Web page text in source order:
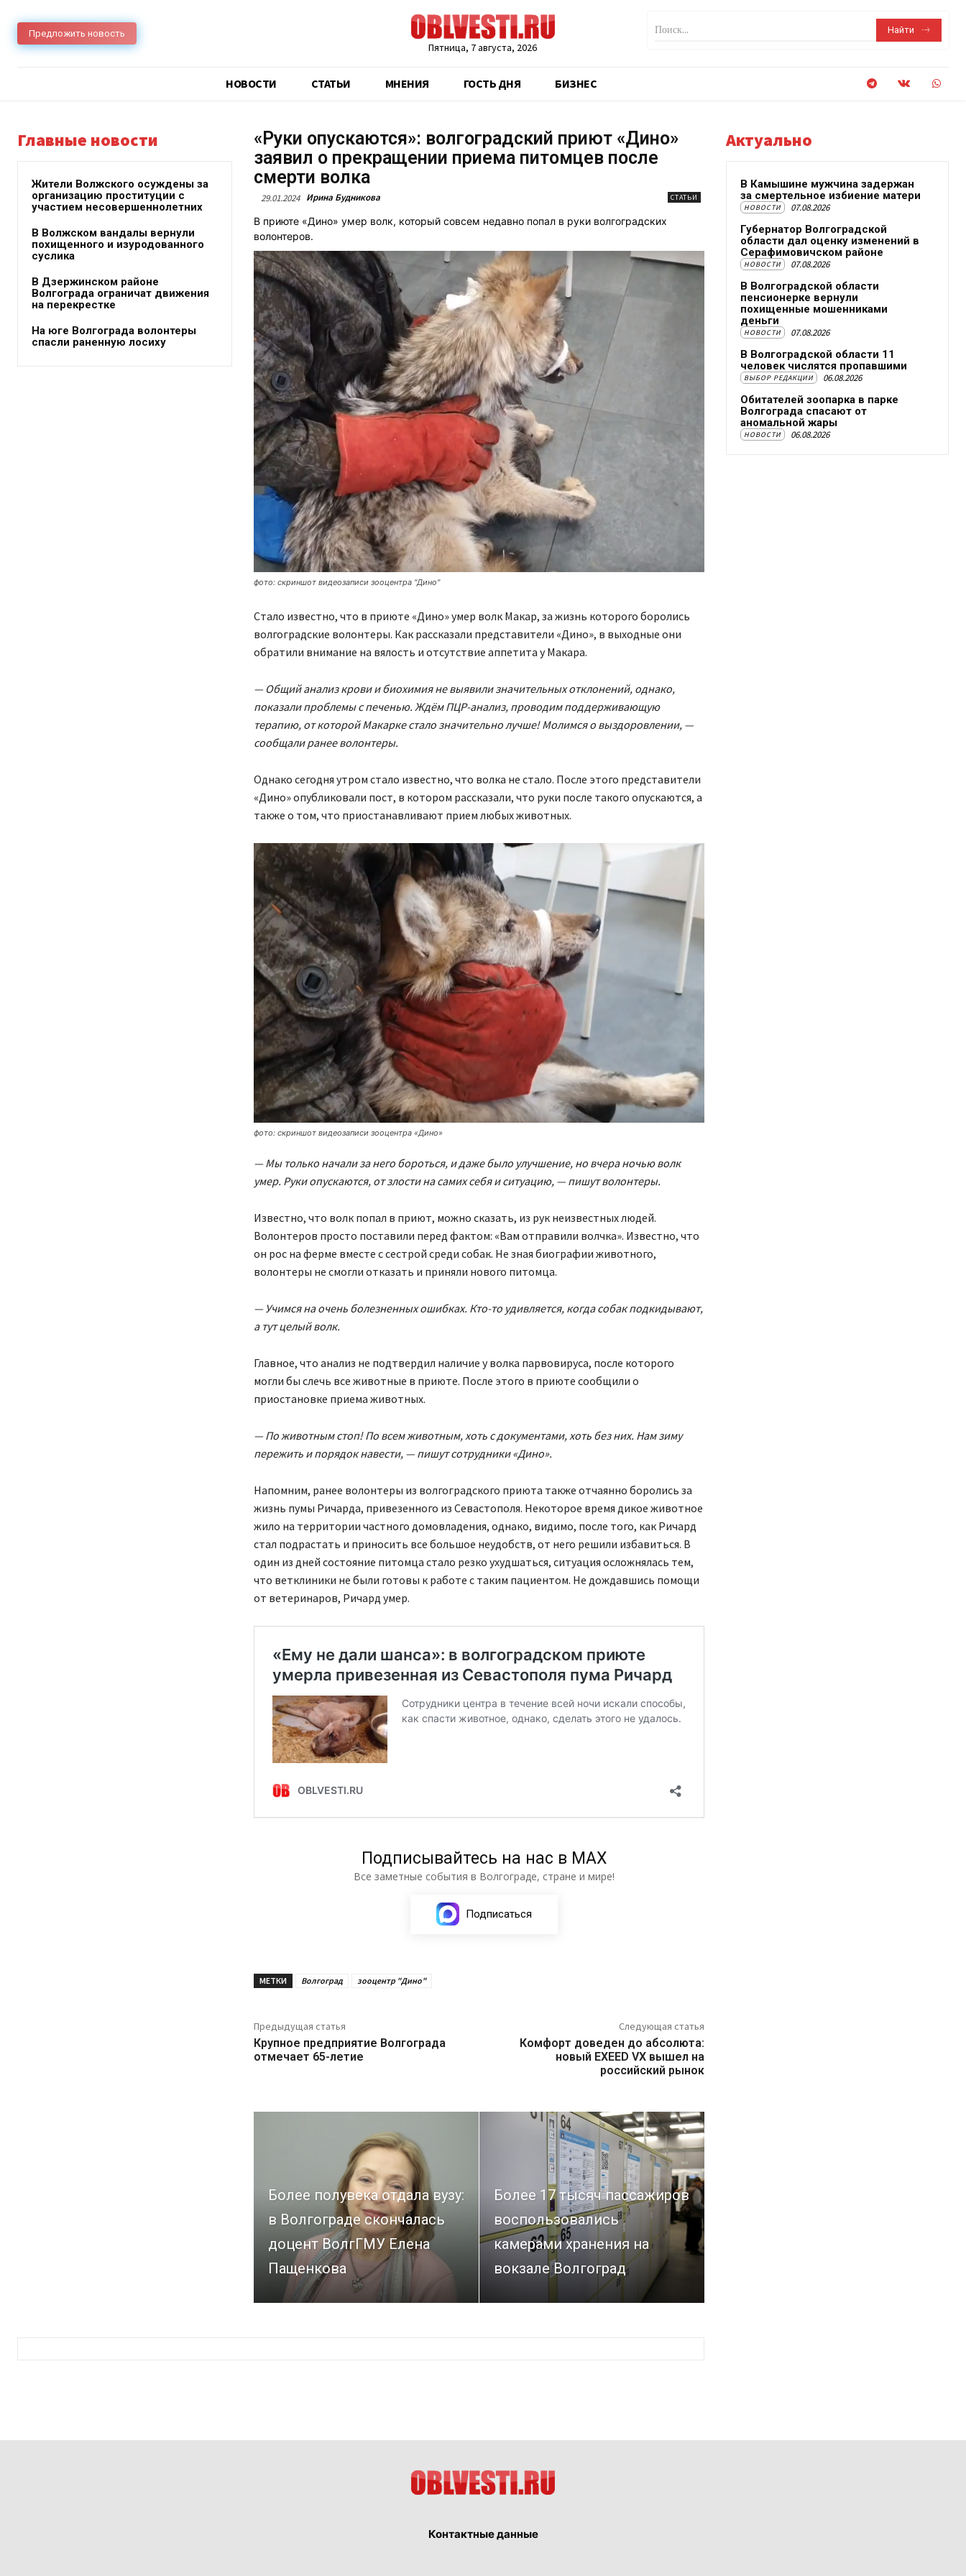
Предложить новость
Пятница, 7 августа, 2026
Поиск... Найти
НОВОСТИ CТАТЬИ МНЕНИЯ ГОСТЬ ДНЯ БИЗНЕС
Главные новости
Жители Волжского осуждены за
организацию проституции с
участием несовершеннолетних
В Волжском вандалы вернули
похищенного и изуродованного
суслика
В Дзержинском районе
Волгограда ограничат движения
на перекрестке
На юге Волгограда волонтеры
спасли раненную лосиху
«Руки опускаются»: волгоградский приют «Дино»
заявил о прекращении приема питомцев после
смерти волка
29.01.2024 Ирина Будникова СТАТЬИ
В приюте «Дино» умер волк, который совсем недавно попал в руки волгоградских
волонтеров.
фото: скриншот видеозаписи зооцентра "Дино"
Стало известно, что в приюте «Дино» умер волк Макар, за жизнь которого боролись
волгоградские волонтеры. Как рассказали представители «Дино», в выходные они
обратили внимание на вялость и отсутствие аппетита у Макара.
— Общий анализ крови и биохимия не выявили значительных отклонений, однако,
показали проблемы с печенью. Ждём ПЦР-анализ, проводим поддерживающую
терапию, от которой Макарке стало значительно лучше! Молимся о выздоровлении, —
сообщали ранее волонтеры.
Однако сегодня утром стало известно, что волка не стало. После этого представители
«Дино» опубликовали пост, в котором рассказали, что руки после такого опускаются, а
также о том, что приостанавливают прием любых животных.
фото: скриншот видеозаписи зооцентра «Дино»
— Мы только начали за него бороться, и даже было улучшение, но вчера ночью волк
умер. Руки опускаются, от злости на самих себя и ситуацию, — пишут волонтеры.
Известно, что волк попал в приют, можно сказать, из рук неизвестных людей.
Волонтеров просто поставили перед фактом: «Вам отправили волчка». Известно, что
он рос на ферме вместе с сестрой среди собак. Не зная биографии животного,
волонтеры не смогли отказать и приняли нового питомца.
— Учимся на очень болезненных ошибках. Кто-то удивляется, когда собак подкидывают,
а тут целый волк.
Главное, что анализ не подтвердил наличие у волка парвовируса, после которого
могли бы слечь все животные в приюте. После этого в приюте сообщили о
приостановке приема животных.
— По животным стоп! По всем животным, хоть с документами, хоть без них. Нам зиму
пережить и порядок навести, — пишут сотрудники «Дино».
Напомним, ранее волонтеры из волгоградского приюта также отчаянно боролись за
жизнь пумы Ричарда, привезенного из Севастополя. Некоторое время дикое животное
жило на территории частного домовладения, однако, видимо, после того, как Ричард
стал подрастать и приносить все большое неудобств, от него решили избавиться. В
один из дней состояние питомца стало резко ухудшаться, ситуация осложнялась тем,
что ветклиники не были готовы к работе с таким пациентом. Не дождавшись помощи
от ветеринаров, Ричард умер.
Подписывайтесь на нас в МАХ
Все заметные события в Волгограде, стране и мире!
Подписаться
МЕТКИ Волгоград зооцентр "Дино"
Предыдущая статья
Крупное предприятие Волгограда
отмечает 65-летие
Следующая статья
Комфорт доведен до абсолюта:
новый EXEED VX вышел на
российский рынок
Более полувека отдала вузу:
в Волгограде скончалась
доцент ВолгГМУ Елена
Пащенкова
Более 17 тысяч пассажиров
воспользовались
камерами хранения на
вокзале Волгоград
Актуально
В Камышине мужчина задержан
за смертельное избиение матери
НОВОСТИ 07.08.2026
Губернатор Волгоградской
области дал оценку изменений в
Серафимовичском районе
НОВОСТИ 07.08.2026
В Волгоградской области
пенсионерке вернули
похищенные мошенниками
деньги
НОВОСТИ 07.08.2026
В Волгоградской области 11
человек числятся пропавшими
ВЫБОР РЕДАКЦИИ 06.08.2026
Обитателей зоопарка в парке
Волгограда спасают от
аномальной жары
НОВОСТИ 06.08.2026
Контактные данные